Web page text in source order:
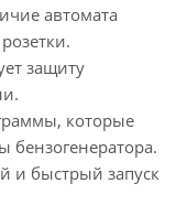
автомата
защиту
которые
бензогенератора.
и быстрый запуск